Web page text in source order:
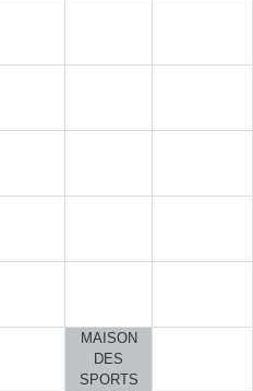
MAISON
DES
SPORTS